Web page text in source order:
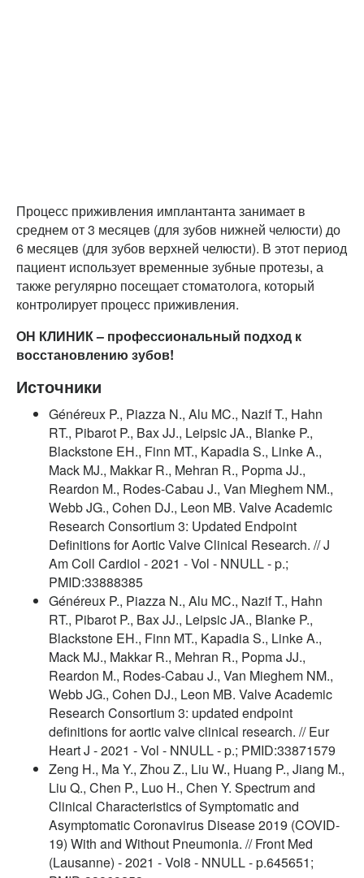
Процесс приживления имплантанта занимает в
среднем от 3 месяцев (для зубов нижней челюсти) до
6 месяцев (для зубов верхней челюсти). В этот период
пациент использует временные зубные протезы, а
также регулярно посещает стоматолога, который
контролирует процесс приживления.
ОН КЛИНИК – профессиональный подход к
восстановлению зубов!
Источники
Généreux P., Piazza N., Alu MC., Nazif T., Hahn
RT., Pibarot P., Bax JJ., Leipsic JA., Blanke P.,
Blackstone EH., Finn MT., Kapadia S., Linke A.,
Mack MJ., Makkar R., Mehran R., Popma JJ.,
Reardon M., Rodes-Cabau J., Van Mieghem NM.,
Webb JG., Cohen DJ., Leon MB. Valve Academic
Research Consortium 3: Updated Endpoint
Definitions for Aortic Valve Clinical Research. // J
Am Coll Cardiol - 2021 - Vol - NNULL - p.;
PMID:33888385
Généreux P., Piazza N., Alu MC., Nazif T., Hahn
RT., Pibarot P., Bax JJ., Leipsic JA., Blanke P.,
Blackstone EH., Finn MT., Kapadia S., Linke A.,
Mack MJ., Makkar R., Mehran R., Popma JJ.,
Reardon M., Rodes-Cabau J., Van Mieghem NM.,
Webb JG., Cohen DJ., Leon MB. Valve Academic
Research Consortium 3: updated endpoint
definitions for aortic valve clinical research. // Eur
Heart J - 2021 - Vol - NNULL - p.; PMID:33871579
Zeng H., Ma Y., Zhou Z., Liu W., Huang P., Jiang M.,
Liu Q., Chen P., Luo H., Chen Y. Spectrum and
Clinical Characteristics of Symptomatic and
Asymptomatic Coronavirus Disease 2019 (COVID-
19) With and Without Pneumonia. // Front Med
(Lausanne) - 2021 - Vol8 - NNULL - p.645651;